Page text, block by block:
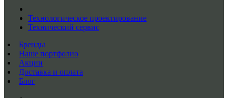
Технологическое проектирование
Технический сервис
Бренды
Наше портфолио
Акции
Доставка и оплата
Блог